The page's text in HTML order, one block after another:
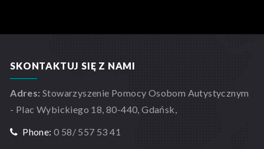
SKONTAKTUJ SIĘ Z NAMI
Adres: Stowarzyszenie Pomocy Osobom Autystycznym
- Plac Wybickiego 18, 80-440, Gdańsk,
Phone: 0 58/ 557 53 41